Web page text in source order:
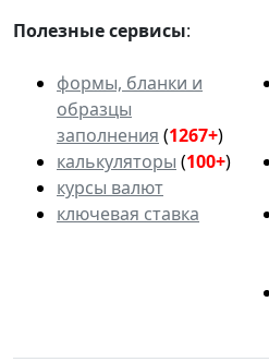
Полезные сервисы:
формы, бланки и
образцы
заполнения (1267+)
калькуляторы (100+)
курсы валют
ключевая ставка